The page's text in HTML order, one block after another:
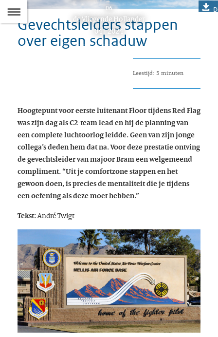
06
Dit
artikel
hoort
de Vliegende Hollander
04 | 2024
Gevechtsleiders stappen
over eigen schaduw
Leestijd: 5 minuten
Hoogtepunt voor eerste luitenant Floor tijdens Red Flag
was zijn dag als C2-team lead en hij de planning van
een complete luchtoorlog leidde. Geen van zijn jonge
collega’s deden hem dat na. Voor deze prestatie ontving
de gevechtsleider van majoor Bram een welgemeend
compliment. “Uit je comfortzone stappen en het
gewoon doen, is precies de mentaliteit die je tijdens
een oefening als deze moet hebben.”
Tekst:André Twigt
Naar
de
Inhoudsopgave